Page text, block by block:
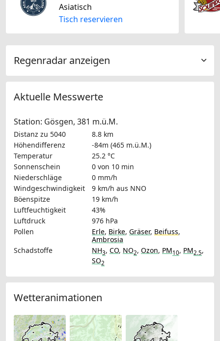
Asiatisch
Tisch reservieren
Regenradar anzeigen
Aktuelle Messwerte
Station: Gösgen, 381 m.ü.M.
Distanz zu 5040
8.8 km
Höhendifferenz
-84m (465 m.ü.M.)
Temperatur
25.2 °C
Sonnenschein
0 von 10 min
Niederschläge
0 mm/h
Windgeschwindigkeit
9 km/h aus NNO
Böenspitze
19 km/h
Luftfeuchtigkeit
43%
Luftdruck
976 hPa
Pollen
Erle, Birke, Gräser, Beifuss,
Ambrosia
Schadstoffe
NH3, CO, NO2, Ozon, PM10, PM2.5,
SO2
Wetteranimationen